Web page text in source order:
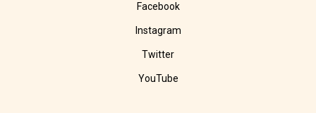
Facebook
Instagram
Twitter
YouTube